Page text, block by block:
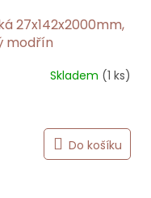
27x142x2000mm,
modřín
Skladem (1 ks)
Do košíku